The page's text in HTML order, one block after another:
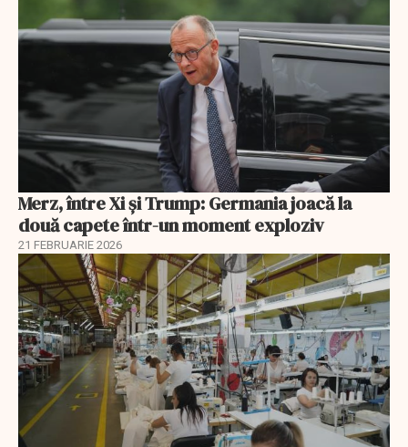
Merz, între Xi și Trump: Germania joacă la
două capete într-un moment exploziv
21 FEBRUARIE 2026